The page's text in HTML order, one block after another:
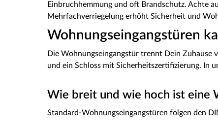
Einbruchhemmung und oft Brandschutz. Achte
Mehrfachverriegelung erhöht Sicherheit und
Wohnungseingangstüren
Die Wohnungseingangstür trennt Dein Zuhause
und ein Schloss mit Sicherheitszertifizierung. In
Wie breit und wie hoch ist eine
Standard-Wohnungseingangstüren folgen den